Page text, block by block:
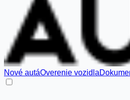
Nové autáOverenie vozidla